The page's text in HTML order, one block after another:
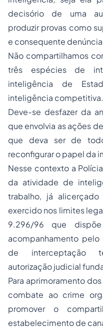
decisório de uma
produzir provas como
e consequente
Não compartilhamos
três espécies de
inteligência de
inteligência competitiva.
Deve-se desfazer da
que envolvia as ações
que deva ser de
reconfigurar o papel da
Nesse contexto a
da atividade de
trabalho, já
exercido nos limites
9.296/96 que
acompanhamento pelo
de interceptação
autorização judicial
Para aprimoramento
combate ao crime
promover o
estabelecimento de